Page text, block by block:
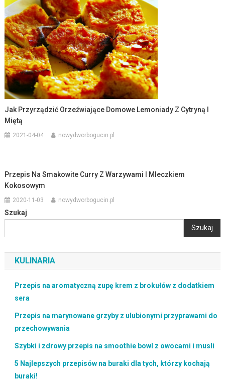
Jak Przyrządzić Orzeźwiające Domowe Lemoniady Z Cytryną I
Miętą
2021-04-04 nowydworbogucin.pl
Przepis Na Smakowite Curry Z Warzywami I Mleczkiem
Kokosowym
2020-11-03 nowydworbogucin.pl
Szukaj
Szukaj
KULINARIA
Przepis na aromatyczną zupę krem z brokułów z dodatkiem
sera
Przepis na marynowane grzyby z ulubionymi przyprawami do
przechowywania
Szybki i zdrowy przepis na smoothie bowl z owocami i musli
5 Najlepszych przepisów na buraki dla tych, którzy kochają
buraki!